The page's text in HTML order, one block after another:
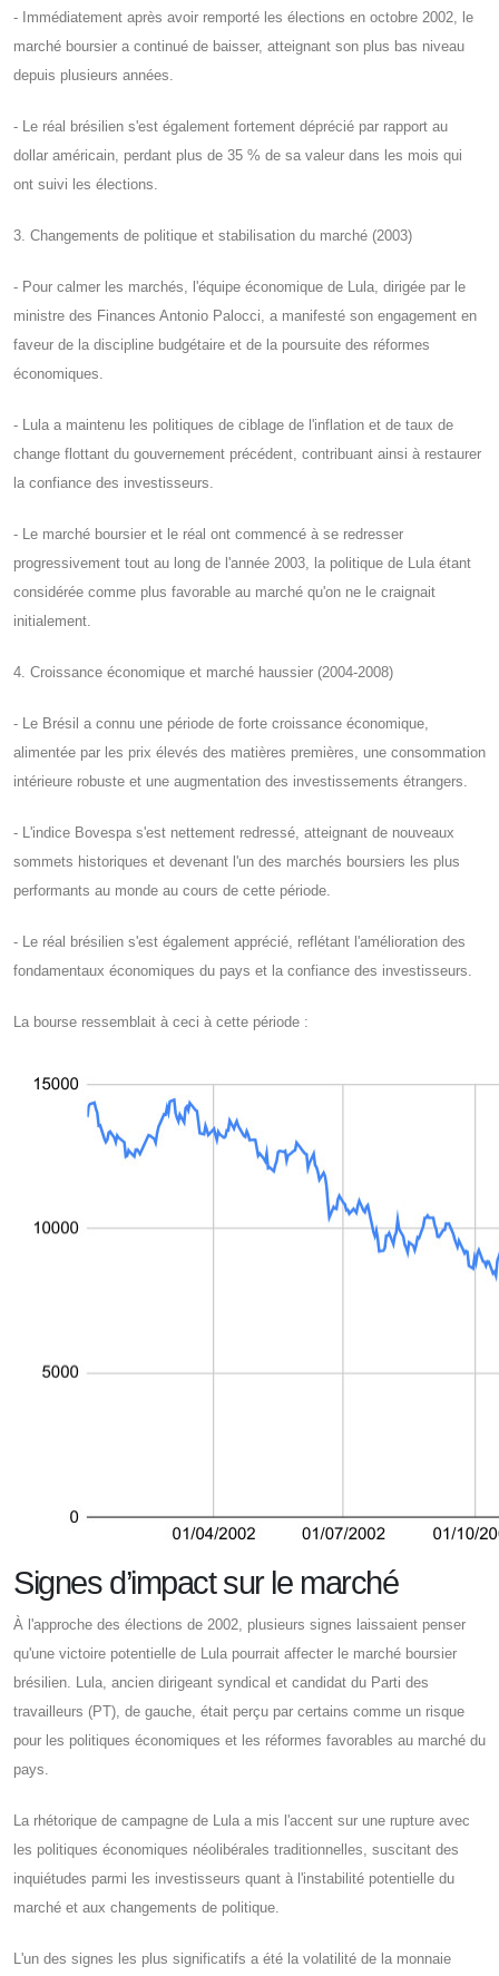
- Immédiatement après avoir remporté les élections en octobre 2002, le
marché boursier a continué de baisser, atteignant son plus bas niveau
depuis plusieurs années.
- Le réal brésilien s'est également fortement déprécié par rapport au
dollar américain, perdant plus de 35 % de sa valeur dans les mois qui
ont suivi les élections.
3. Changements de politique et stabilisation du marché (2003)
- Pour calmer les marchés, l'équipe économique de Lula, dirigée par le
ministre des Finances Antonio Palocci, a manifesté son engagement en
faveur de la discipline budgétaire et de la poursuite des réformes
économiques.
- Lula a maintenu les politiques de ciblage de l'inflation et de taux de
change flottant du gouvernement précédent, contribuant ainsi à restaurer
la confiance des investisseurs.
- Le marché boursier et le réal ont commencé à se redresser
progressivement tout au long de l'année 2003, la politique de Lula étant
considérée comme plus favorable au marché qu'on ne le craignait
initialement.
4. Croissance économique et marché haussier (2004-2008)
- Le Brésil a connu une période de forte croissance économique,
alimentée par les prix élevés des matières premières, une consommation
intérieure robuste et une augmentation des investissements étrangers.
- L'indice Bovespa s'est nettement redressé, atteignant de nouveaux
sommets historiques et devenant l'un des marchés boursiers les plus
performants au monde au cours de cette période.
- Le réal brésilien s'est également apprécié, reflétant l'amélioration des
fondamentaux économiques du pays et la confiance des investisseurs.
La bourse ressemblait à ceci à cette période :
Signes d’impact sur le marché
À l'approche des élections de 2002, plusieurs signes laissaient penser
qu'une victoire potentielle de Lula pourrait affecter le marché boursier
brésilien. Lula, ancien dirigeant syndical et candidat du Parti des
travailleurs (PT), de gauche, était perçu par certains comme un risque
pour les politiques économiques et les réformes favorables au marché du
pays.
La rhétorique de campagne de Lula a mis l'accent sur une rupture avec
les politiques économiques néolibérales traditionnelles, suscitant des
inquiétudes parmi les investisseurs quant à l'instabilité potentielle du
marché et aux changements de politique.
L'un des signes les plus significatifs a été la volatilité de la monnaie